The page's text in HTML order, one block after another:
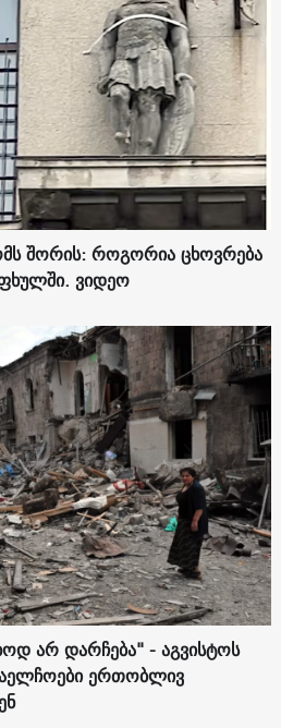
შორის: როგორია ცხოვრება
ვიდეო
არ დარჩება" - აგვისტოს
ერთობლივ